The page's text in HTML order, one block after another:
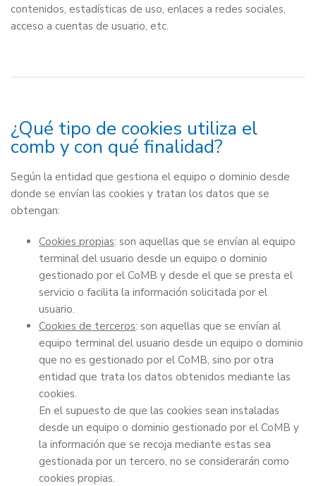
contenidos, estadísticas de uso, enlaces a redes sociales,
acceso a cuentas de usuario, etc.
¿Qué tipo de cookies utiliza el
comb y con qué finalidad?
Según la entidad que gestiona el equipo o dominio desde
donde se envían las cookies y tratan los datos que se
obtengan:
Cookies propias: son aquellas que se envían al equipo
terminal del usuario desde un equipo o dominio
gestionado por el CoMB y desde el que se presta el
servicio o facilita la información solicitada por el
usuario.
Cookies de terceros: son aquellas que se envían al
equipo terminal del usuario desde un equipo o dominio
que no es gestionado por el CoMB, sino por otra
entidad que trata los datos obtenidos mediante las
cookies.
En el supuesto de que las cookies sean instaladas
desde un equipo o dominio gestionado por el CoMB y
la información que se recoja mediante estas sea
gestionada por un tercero, no se considerarán como
cookies propias.